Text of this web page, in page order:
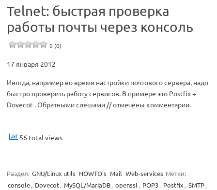
Telnet: быстрая проверка
работы почты через консоль
0 (0)
17 января 2012
Иногда, например во время настройки почтового сервера, надо
быстро проверить работу сервисов. В примере это Postfix +
Dovecot . Обратными слешами // отмечены комментарии.
56 total views
Раздел: GNU/Linux utils HOWTO's Mail Web-services Метки:
console, Dovecot, MySQL/MariaDB, openssl , POP3, Postfix , SMTP,